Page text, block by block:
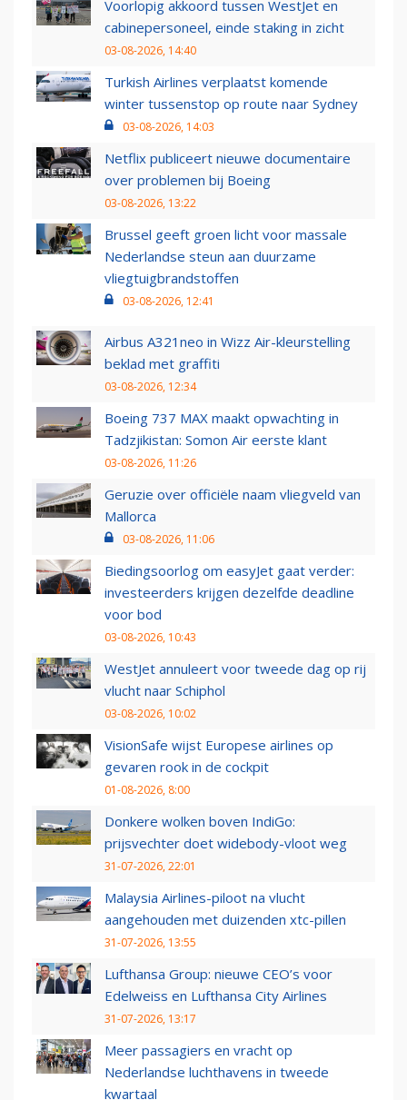
Voorlopig akkoord tussen WestJet en
cabinepersoneel, einde staking in zicht
03-08-2026, 14:40
Turkish Airlines verplaatst komende
winter tussenstop op route naar Sydney
03-08-2026, 14:03
Netflix publiceert nieuwe documentaire
over problemen bij Boeing
03-08-2026, 13:22
Brussel geeft groen licht voor massale
Nederlandse steun aan duurzame
vliegtuigbrandstoffen
03-08-2026, 12:41
Airbus A321neo in Wizz Air-kleurstelling
beklad met graffiti
03-08-2026, 12:34
Boeing 737 MAX maakt opwachting in
Tadzjikistan: Somon Air eerste klant
03-08-2026, 11:26
Geruzie over officiële naam vliegveld van
Mallorca
03-08-2026, 11:06
Biedingsoorlog om easyJet gaat verder:
investeerders krijgen dezelfde deadline
voor bod
03-08-2026, 10:43
WestJet annuleert voor tweede dag op rij
vlucht naar Schiphol
03-08-2026, 10:02
VisionSafe wijst Europese airlines op
gevaren rook in de cockpit
01-08-2026, 8:00
Donkere wolken boven IndiGo:
prijsvechter doet widebody-vloot weg
31-07-2026, 22:01
Malaysia Airlines-piloot na vlucht
aangehouden met duizenden xtc-pillen
31-07-2026, 13:55
Lufthansa Group: nieuwe CEO’s voor
Edelweiss en Lufthansa City Airlines
31-07-2026, 13:17
Meer passagiers en vracht op
Nederlandse luchthavens in tweede
kwartaal